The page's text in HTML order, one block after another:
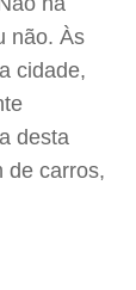
não. Às
cidade,
desta
de carros,